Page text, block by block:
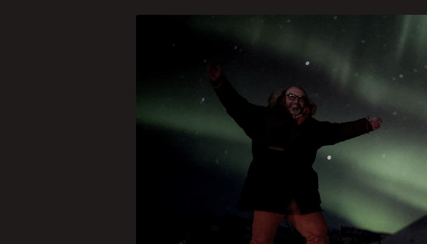
2024 tem sido um ano notável na atividade solar, com
tempestade solar em maio que brindou os habitantes do
Neste fim de semana, de acordo com a NASA, a Terra
provocada por uma explosão de classe X, ocorrida na
“A explosão solar com soberania de classe X, é uma das
maior do ciclo”, conta Marco Brotto, O Caçador de Aurora
Ele explica que as auroras são formadas quando
elétrons, são ejetadas durante eventos solares e interação
“Quando essas partículas colidem com os gases na